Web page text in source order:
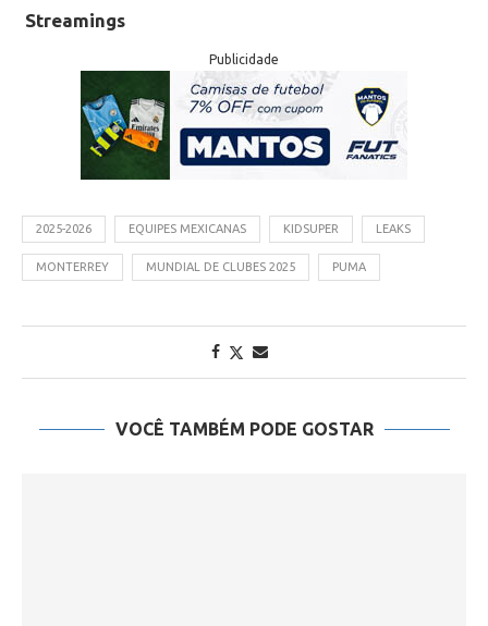
Streamings
Publicidade
2025-2026 EQUIPES MEXICANAS KIDSUPER LEAKS
MONTERREY MUNDIAL DE CLUBES 2025 PUMA
VOCÊ TAMBÉM PODE GOSTAR